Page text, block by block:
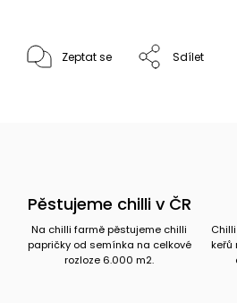
Zeptat se Sdílet
Pěstujeme chilli v ČR
Na chilli farmě pěstujeme chilli
papričky od semínka na celkové
rozloze 6.000 m2.
keřů